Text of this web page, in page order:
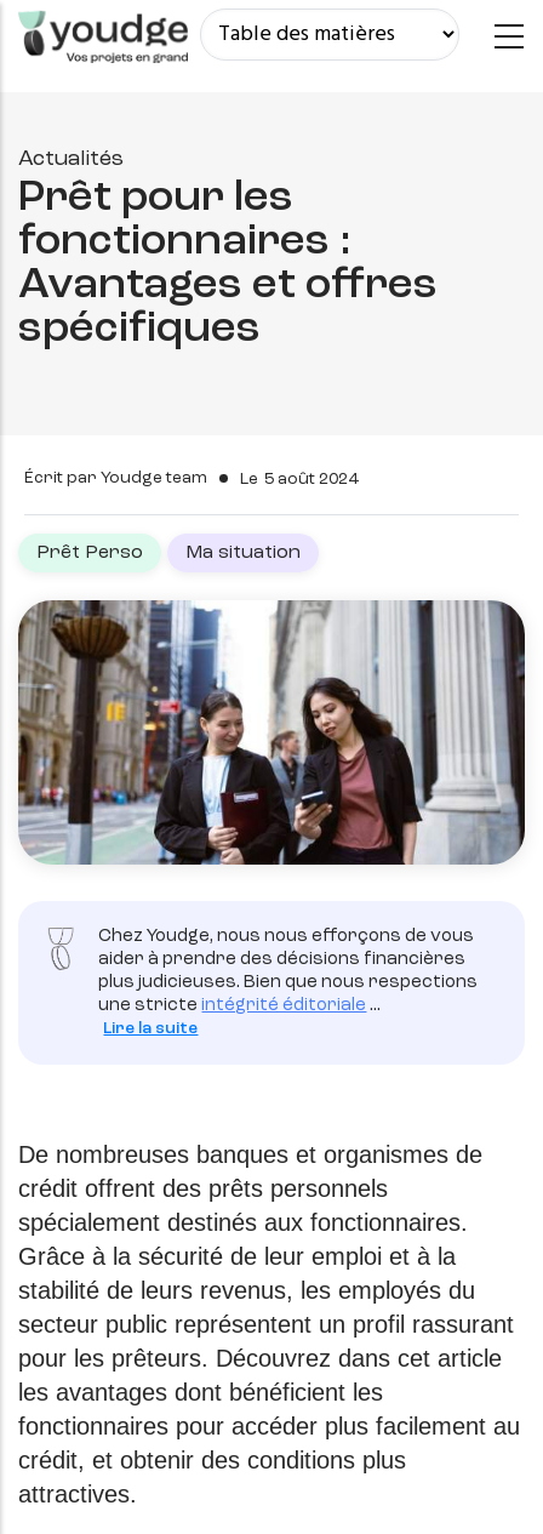
Aller
au
Actualités
Prêt pour les
fonctionnaires :
Avantages et offres
spécifiques
Écrit par Youdge team Le 5 août 2024
Prêt Perso Ma situation
Chez Youdge, nous nous efforçons de vous
aider à prendre des décisions financières
plus judicieuses. Bien que nous respections
une stricteintégrité éditoriale ...
Lire la suite
De nombreuses banques et organismes de
crédit offrent des prêts personnels
spécialement destinés aux fonctionnaires.
Grâce à la sécurité de leur emploi et à la
stabilité de leurs revenus, les employés du
secteur public représentent un profil rassurant
pour les prêteurs. Découvrez dans cet article
les avantages dont bénéficient les
fonctionnaires pour accéder plus facilement au
crédit, et obtenir des conditions plus
attractives.